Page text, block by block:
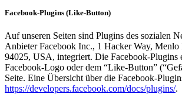
Facebook-Plugins (Like-Button)
Auf unseren Seiten sind Plugins des sozialen
Anbieter Facebook Inc., 1 Hacker Way,
94025, USA, integriert. Die Facebook-Plugins
Facebook-Logo oder dem “Like-Button”
Seite. Eine Übersicht über die Facebook-
https://developers.facebook.com/docs/plugins/.